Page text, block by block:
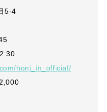
5-4
honj_in_official/